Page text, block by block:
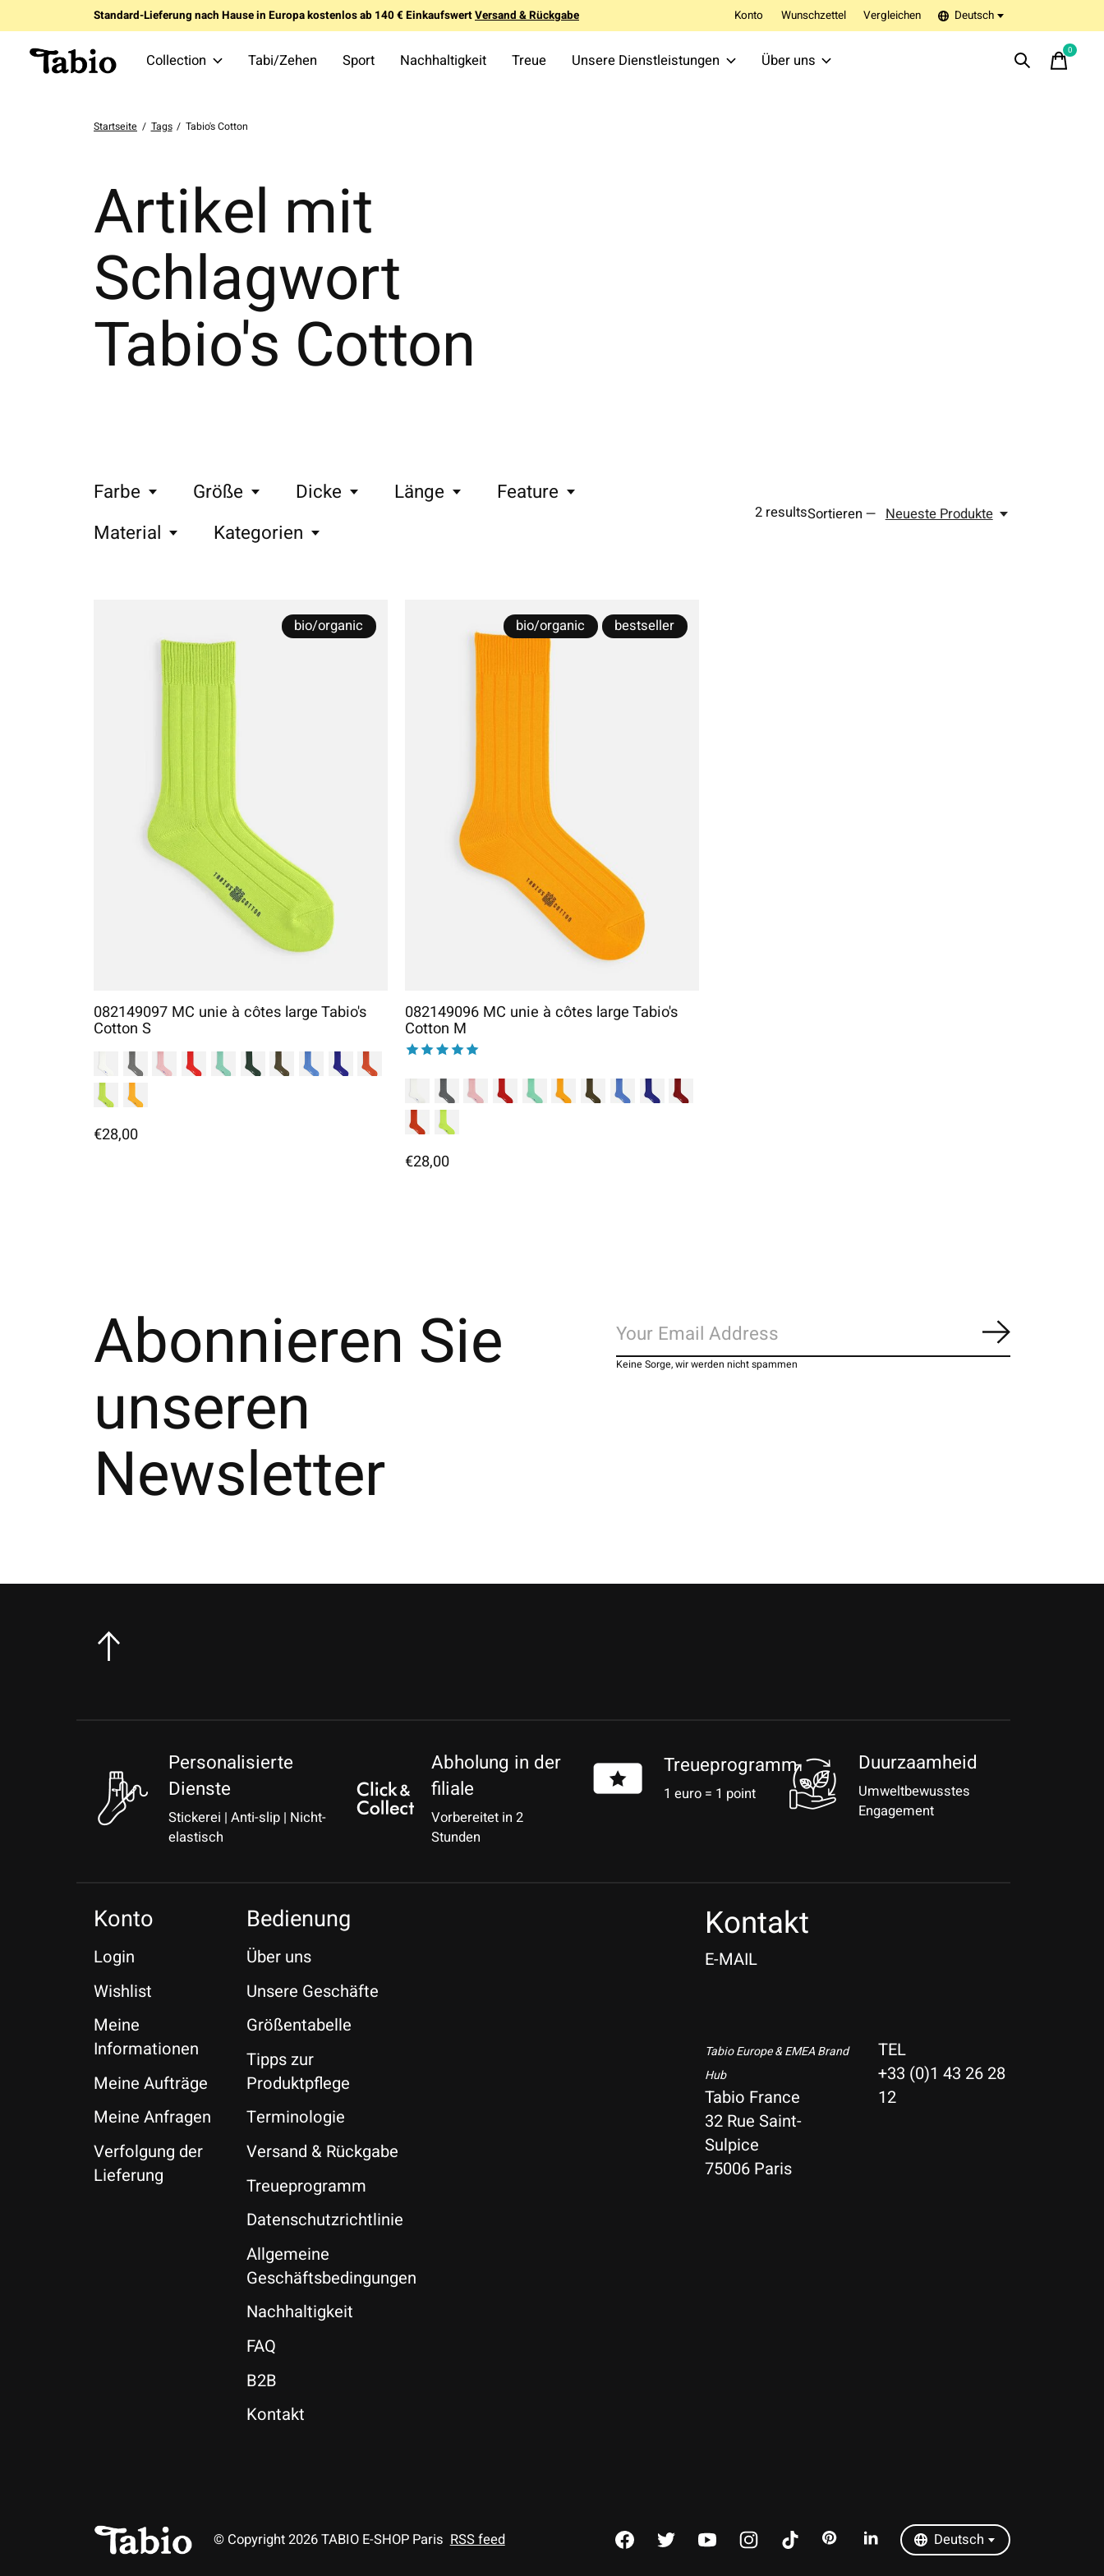
Standard-Lieferung nach Hause in Europa kostenlos ab 140 € EinkaufswertVersand & Rückgabe Konto Wunschzettel Vergleichen Deutsch
Collection Tabi/Zehen Sport Nachhaltigkeit Treue Unsere Dienstleistungen Über uns
0items
Startseite / Tags / Tabio's Cotton
Artikel mit
Schlagwort
Tabio's Cotton
Farbe Größe Dicke Länge
Feature
Material
Kategorien
2resultsSortieren — Neueste Produkte
bio/organic
082149097 MC unie à côtes large Tabio's
Cotton S
€28,00
bio/organic bestseller
082149096 MC unie à côtes large Tabio's
Cotton M
The rating of this product is
€28,00
Abonnieren Sie
unseren
Newsletter
Abonnieren
Keine Sorge, wir werden nicht spammen
Personalisierte
Dienste
Stickerei | Anti-slip | Nicht-
elastisch
Abholung in der
filiale
Vorbereitet in 2
Stunden
Treueprogramm
1 euro = 1 point
Duurzaamheid
Umweltbewusstes
Engagement
Konto
Login
Wishlist
Meine
Informationen
Meine Aufträge
Meine Anfragen
Verfolgung der
Lieferung
Bedienung
Über uns
Unsere Geschäfte
Größentabelle
Tipps zur
Produktpflege
Terminologie
Versand & Rückgabe
Treueprogramm
Datenschutzrichtlinie
Allgemeine
Geschäftsbedingungen
Nachhaltigkeit
FAQ
B2B
Kontakt
Kontakt
E-MAIL
Tabio Europe & EMEA Brand
Hub
Tabio France
32 Rue Saint-
Sulpice
75006 Paris
TEL
+33 (0)1 43 26 28
12
© Copyright 2026 TABIO E-SHOP Paris RSS feed Deutsch